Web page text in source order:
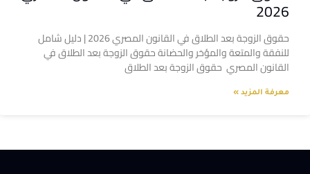
2026
حقوق الزوجة بعد الطلاق في القانون المصري 2026 | دليل شامل
للنفقة والمتعة والمؤخر والحضانة حقوق الزوجة بعد الطلاق في
القانون المصري حقوق الزوجة بعد الطلاق
معرفة المزيد »